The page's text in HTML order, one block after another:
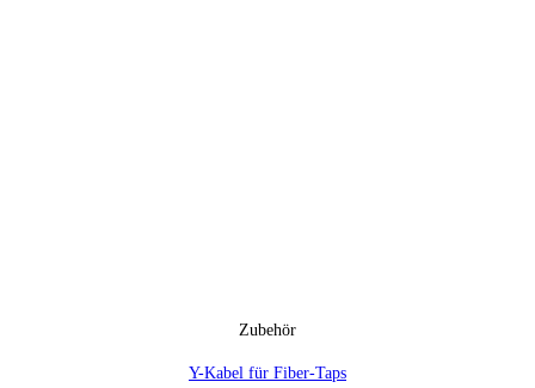
Zubehör
Y-Kabel für Fiber-Taps